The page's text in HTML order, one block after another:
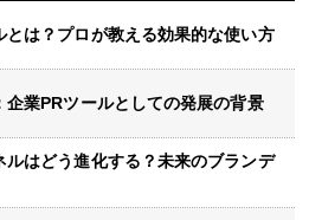
とは？プロが教える効果的な使い方
企業PRツールとしての発展の背景
ルはどう進化する？未来のブランデ